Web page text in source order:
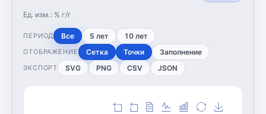
Ед. изм.: % г/г
ПЕРИОД Все 5 лет 10 лет
ОТОБРАЖЕНИЕ Сетка Точки Заполнение
ЭКСПОРТ SVG PNG CSV JSON